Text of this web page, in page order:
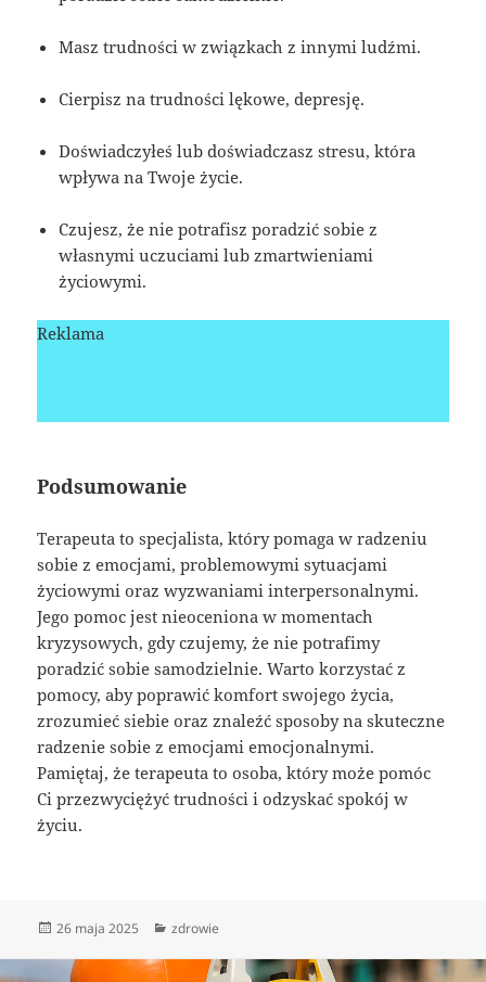
Masz trudności w związkach z innymi ludźmi.
Cierpisz na trudności lękowe, depresję.
Doświadczyłeś lub doświadczasz stresu, która
wpływa na Twoje życie.
Czujesz, że nie potrafisz poradzić sobie z
własnymi uczuciami lub zmartwieniami
życiowymi.
Reklama
Podsumowanie
Terapeuta to specjalista, który pomaga w radzeniu
sobie z emocjami, problemowymi sytuacjami
życiowymi oraz wyzwaniami interpersonalnymi.
Jego pomoc jest nieoceniona w momentach
kryzysowych, gdy czujemy, że nie potrafimy
poradzić sobie samodzielnie. Warto korzystać z
pomocy, aby poprawić komfort swojego życia,
zrozumieć siebie oraz znaleźć sposoby na skuteczne
radzenie sobie z emocjami emocjonalnymi.
Pamiętaj, że terapeuta to osoba, który może pomóc
Ci przezwyciężyć trudności i odzyskać spokój w
życiu.
Data
26 maja 2025 Kategorie
zdrowie